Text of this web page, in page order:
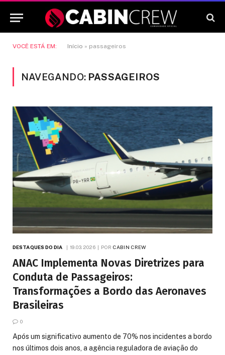
VOCÊ ESTÁ EM: Início » passageiros
NAVEGANDO: PASSAGEIROS
DESTAQUES DO DIA 19.03.2026 POR CABIN CREW
ANAC Implementa Novas Diretrizes para
Conduta de Passageiros:
Transformações a Bordo das Aeronaves
Brasileiras
0
Após um significativo aumento de 70% nos incidentes a bordo
nos últimos dois anos, a agência reguladora de aviação do